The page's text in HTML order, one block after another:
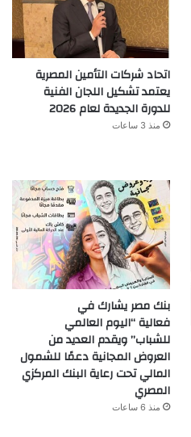
اتحاد شركات التأمين المصرية
يعتمد تشكيل اللجان الفنية
للدورة الجديدة لعام 2026
منذ 3 ساعات
بنك مصر يشارك في
فعالية “اليوم العالمي
للشباب” ويقدم العديد من
العروض المجانية دعمًا للشمول
المالي تحت رعاية البنك المركزي
المصري
منذ 6 ساعات